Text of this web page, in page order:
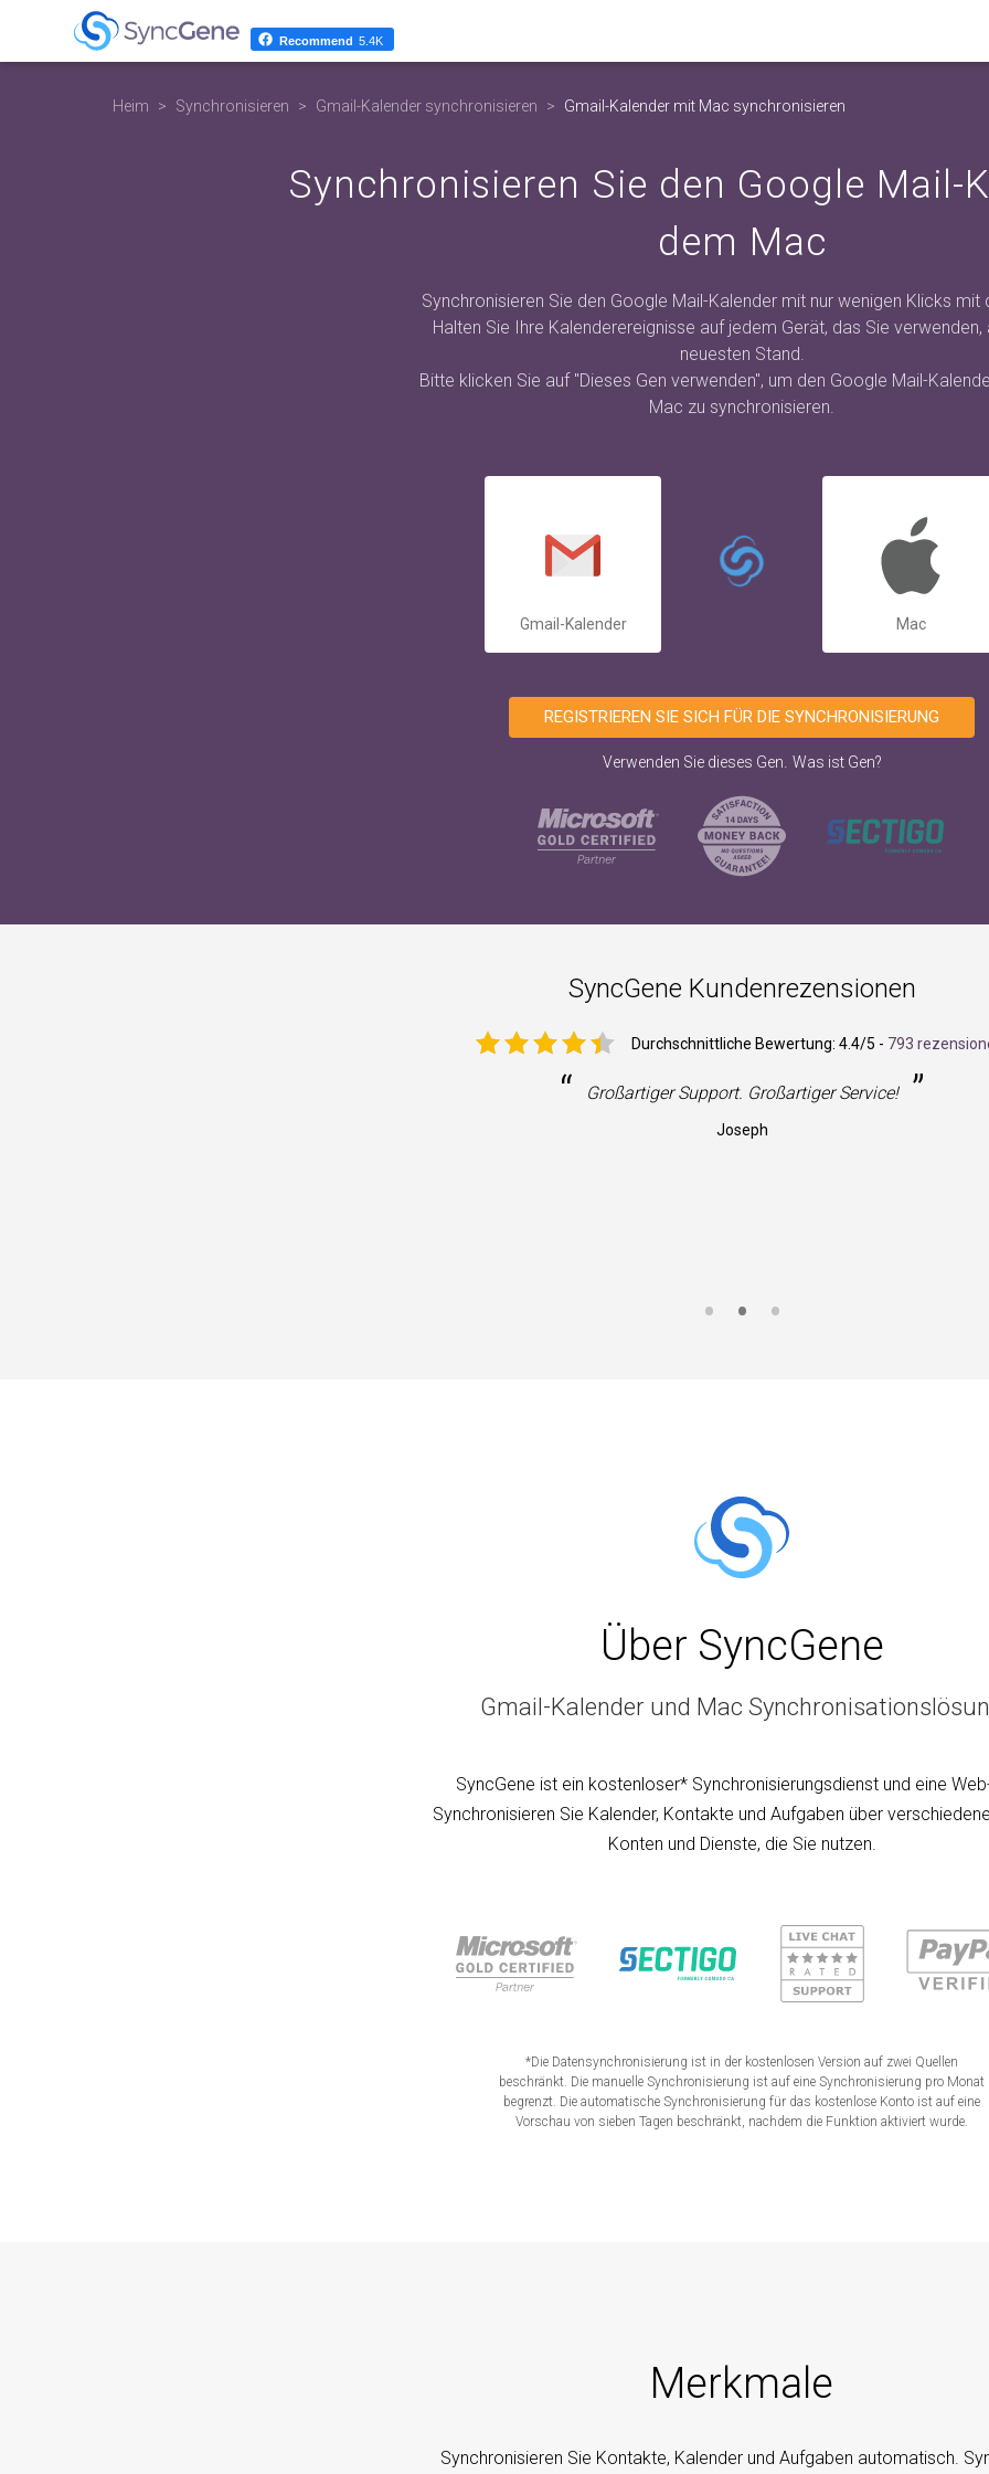
Heim Synchronisieren Gmail-Kalender synchronisieren Gmail-Kalender mit Mac synchronisieren
Synchronisieren Sie den Google Mail-
dem Mac
Synchronisieren Sie den Google Mail-Kalender mit nur wenigen Klicks mit
Halten Sie Ihre Kalenderereignisse auf jedem Gerät, das Sie
neuesten Stand.
Bitte klicken Sie auf "Dieses Gen verwenden", um den Google Mail-
Mac zu synchronisieren.
Gmail-Kalender Mac
REGISTRIEREN SIE SICH FÜR DIE SYNCHRONISIERUNG
Verwenden Sie dieses Gen. Was ist Gen?
SyncGene Kundenrezensionen
Durchschnittliche Bewertung: 4.4/5 - 793
“ Großartiger Support. Großartiger Service! ”
Joseph
Über SyncGene
Gmail-Kalender und Mac
SyncGene ist ein kostenloser* Synchronisierungsdienst und eine
Synchronisieren Sie Kalender, Kontakte und Aufgaben über
Konten und Dienste, die Sie nutzen.
*Die Datensynchronisierung ist in der kostenlosen Version auf zwei Quellen
beschränkt. Die manuelle Synchronisierung ist auf eine Synchronisierung pro Monat
begrenzt. Die automatische Synchronisierung für das kostenlose Konto ist auf eine
Vorschau von sieben Tagen beschränkt, nachdem die Funktion aktiviert wurde.
Merkmale
Synchronisieren Sie Kontakte, Kalender und Aufgaben automatisch.
Recommend 5.4K